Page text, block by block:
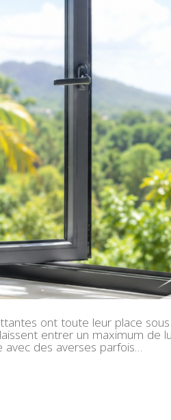
ont toute leur place
entrer un maximum
des averses parfois…